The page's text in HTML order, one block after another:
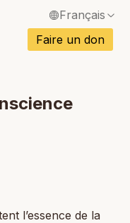
Français
/ Anglais
/ Allemand
Faire un don
l’essence de la